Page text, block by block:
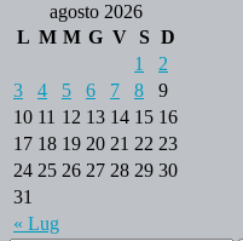
agosto 2026
L M M G V S D
« Lug
1
2
3
4 5 6 7 8
9
10 11 12 13 14 15 16
17 18 19 20 21 22 23
24 25 26 27 28 29 30
31